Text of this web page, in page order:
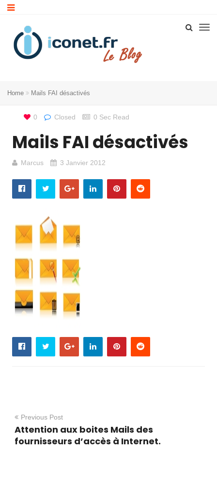
Home Mails FAI désactivés
0 Closed 0 Sec Read
Mails FAI désactivés
Marcus 3 Janvier 2012
Previous Post
Attention aux boites Mails des
fournisseurs d’accès à Internet.